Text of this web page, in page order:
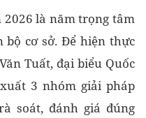
là năm trọng tâm
bộ cơ sở. Để hiện thực
Tuất, đại biểu Quốc
3 nhóm giải pháp
soát, đánh giá đúng